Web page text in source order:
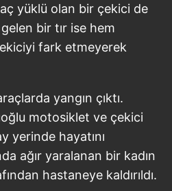
yüklü olan bir çekici de
bir tır ise hem
fark etmeyerek
yangın çıktı.
motosiklet ve çekici
yerinde hayatını
ağır yaralanan bir kadın
hastaneye kaldırıldı.